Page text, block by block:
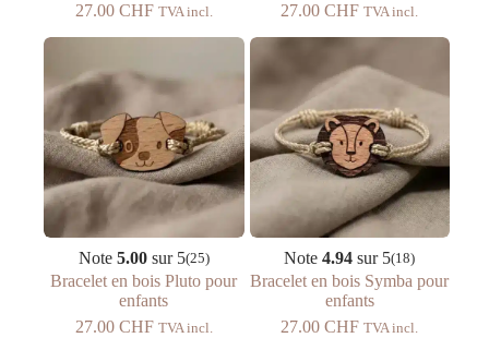
27.00 CHF TVA incl.
27.00CHF TVA incl.
Note 5.00sur 5(25)
Bracelet en bois Pluto pour
enfants
27.00 CHF TVA incl.
Note4.94 sur 5(18)
Bracelet en bois Symba pour
enfants
27.00CHF TVA incl.